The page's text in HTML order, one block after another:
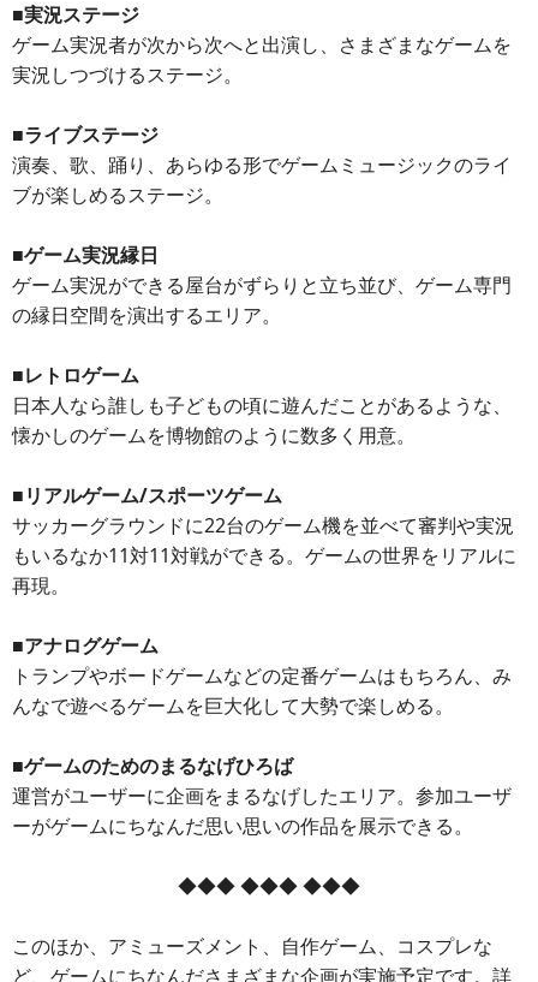
■実況ステージ
ゲーム実況者が次から次へと出演し、さまざまなゲームを
実況しつづけるステージ。
■ライブステージ
演奏、歌、踊り、あらゆる形でゲームミュージックのライ
ブが楽しめるステージ。
■ゲーム実況縁日
ゲーム実況ができる屋台がずらりと立ち並び、ゲーム専門
の縁日空間を演出するエリア。
■レトロゲーム
日本人なら誰しも子どもの頃に遊んだことがあるような、
懐かしのゲームを博物館のように数多く用意。
■リアルゲーム/スポーツゲーム
サッカーグラウンドに22台のゲーム機を並べて審判や実況
もいるなか11対11対戦ができる。ゲームの世界をリアルに
再現。
■アナログゲーム
トランプやボードゲームなどの定番ゲームはもちろん、み
んなで遊べるゲームを巨大化して大勢で楽しめる。
■ゲームのためのまるなげひろば
運営がユーザーに企画をまるなげしたエリア。参加ユーザ
ーがゲームにちなんだ思い思いの作品を展示できる。
◆◆◆ ◆◆◆ ◆◆◆
このほか、アミューズメント、自作ゲーム、コスプレな
ど、ゲームにちなんださまざまな企画が実施予定です。詳